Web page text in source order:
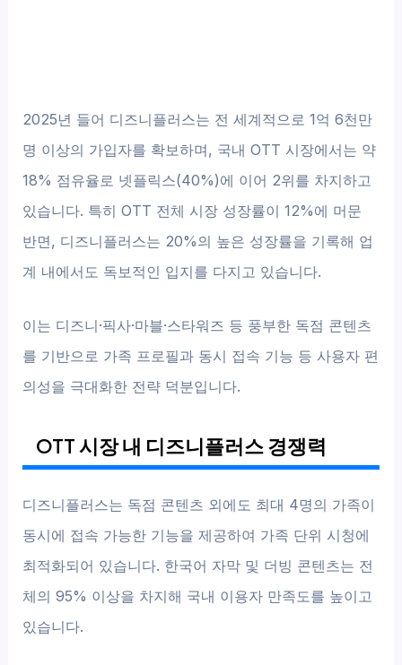
2025년 들어 디즈니플러스는 전 세계적으로 1억 6천만
명 이상의 가입자를 확보하며, 국내 OTT 시장에서는 약
18% 점유율로 넷플릭스(40%)에 이어 2위를 차지하고
있습니다. 특히 OTT 전체 시장 성장률이 12%에 머문
반면, 디즈니플러스는 20%의 높은 성장률을 기록해 업
계 내에서도 독보적인 입지를 다지고 있습니다.
이는 디즈니·픽사·마블·스타워즈 등 풍부한 독점 콘텐츠
를 기반으로 가족 프로필과 동시 접속 기능 등 사용자 편
의성을 극대화한 전략 덕분입니다.
OTT 시장 내 디즈니플러스 경쟁력
디즈니플러스는 독점 콘텐츠 외에도 최대 4명의 가족이
동시에 접속 가능한 기능을 제공하여 가족 단위 시청에
최적화되어 있습니다. 한국어 자막 및 더빙 콘텐츠는 전
체의 95% 이상을 차지해 국내 이용자 만족도를 높이고
있습니다.